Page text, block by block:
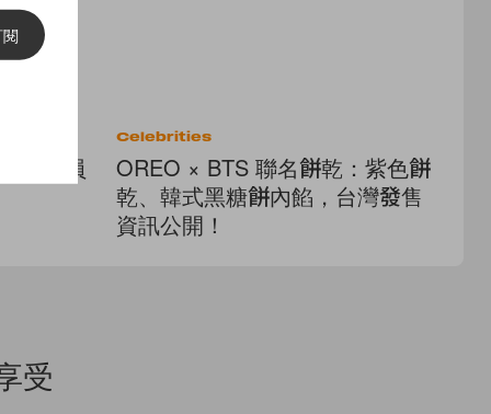
！球員
Celebrities
OREO × BTS 聯名餅乾：紫色餅
乾、韓式黑糖餅內餡，台灣發售
資訊公開！
受